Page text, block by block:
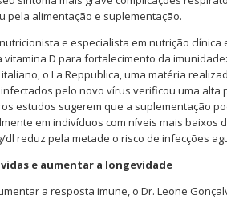
pela alimentação e suplementação.
e especialista em nutrição
D para fortalecimento da
o La Reppublica, uma matéria
pelo novo vírus verificou uma alta
estudos sugerem que a suplementação
em indivíduos com níveis mais baixos
dl reduz pela metade o risco de infecções
e aumentar a longevidade
a resposta imune, o Dr. Leone